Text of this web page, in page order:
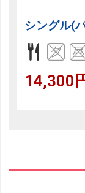
シングル(
14,300